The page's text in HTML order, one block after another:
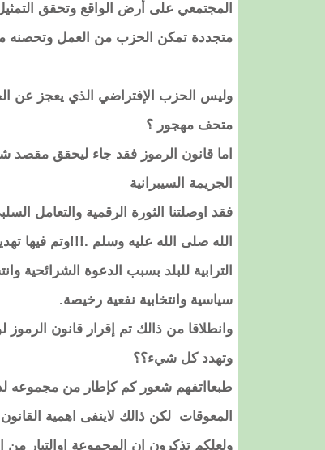
المجتمعي على أرض الواقع وتحقق التمثيل
متجددة تمكن الحزب من العمل وتحصنه
متحف مهجور ؟
اما قانون الرموز فقد جاء ليحقق
الجريمة السيبرانية
فقد اوصلتنا الثورة الرقمية والتعامل
الله صلى الله عليه وسلم .!!!وتم فيها
الترابية للبلد بسبب الدعوة
سياسية وانتخابية نفعية رخيصة.
وانطلاقا من ذالك تم إقرار قانون
وتهدد كل شيء؟؟
طبعااتفهم شعور كم كإطار من مجموعه
المعوقات لكن ذالك لاينفى اهمية
ولعلكم تذكرون ان المجموعة اوالتيار